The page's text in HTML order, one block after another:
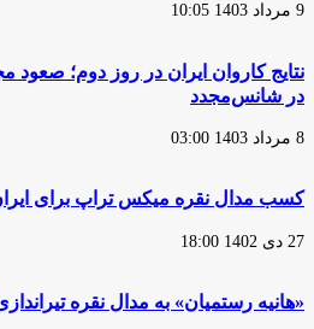
9 مرداد 1403 10:05
نتایج کاروان ایران در روز دوم؛ صعود
در شانس‌مجدد
8 مرداد 1403 03:00
کسب مدال نقره میکس تراپ برای
27 دی 1402 18:00
«هانیه رستمیان» به مدال نقره